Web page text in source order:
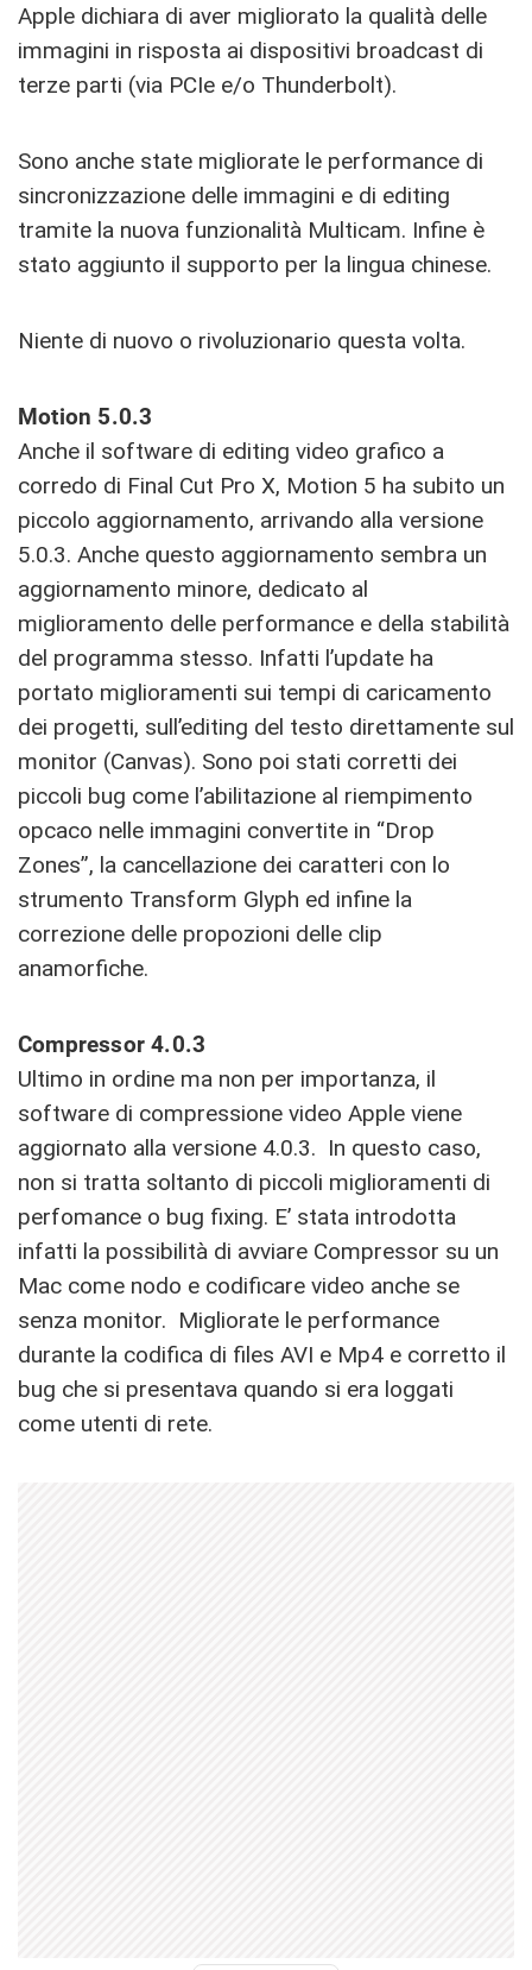
Apple dichiara di aver migliorato la qualità delle
immagini in risposta ai dispositivi broadcast di
terze parti (via PCIe e/o Thunderbolt).
Sono anche state migliorate le performance di
sincronizzazione delle immagini e di editing
tramite la nuova funzionalità Multicam. Infine è
stato aggiunto il supporto per la lingua chinese.
Niente di nuovo o rivoluzionario questa volta.
Motion 5.0.3
Anche il software di editing video grafico a
corredo di Final Cut Pro X, Motion 5 ha subito un
piccolo aggiornamento, arrivando alla versione
5.0.3. Anche questo aggiornamento sembra un
aggiornamento minore, dedicato al
miglioramento delle performance e della stabilità
del programma stesso. Infatti l’update ha
portato miglioramenti sui tempi di caricamento
dei progetti, sull’editing del testo direttamente sul
monitor (Canvas). Sono poi stati corretti dei
piccoli bug come l’abilitazione al riempimento
opcaco nelle immagini convertite in “Drop
Zones”, la cancellazione dei caratteri con lo
strumento Transform Glyph ed infine la
correzione delle propozioni delle clip
anamorfiche.
Compressor 4.0.3
Ultimo in ordine ma non per importanza, il
software di compressione video Apple viene
aggiornato alla versione 4.0.3. In questo caso,
non si tratta soltanto di piccoli miglioramenti di
perfomance o bug fixing. E’ stata introdotta
infatti la possibilità di avviare Compressor su un
Mac come nodo e codificare video anche se
senza monitor. Migliorate le performance
durante la codifica di files AVI e Mp4 e corretto il
bug che si presentava quando si era loggati
come utenti di rete.